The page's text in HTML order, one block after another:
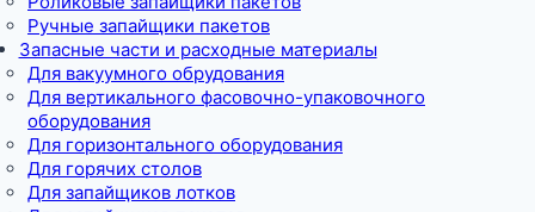
Ручные запайщики пакетов
Запасные части и расходные материалы
Для вакуумного обрудования
Для вертикального фасовочно-упаковочного
оборудования
Для горизонтального оборудования
Для горячих столов
Для запайщиков лотков